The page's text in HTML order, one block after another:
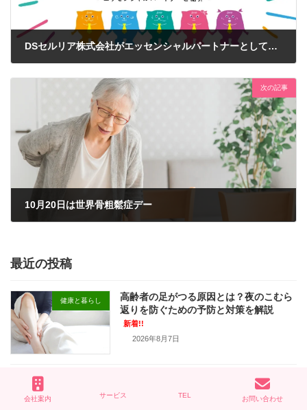
DSセルリア株式会社がエッセンシャルパートナーとして紹介されました
次の記事
10月20日は世界骨粗鬆症デー
最近の投稿
健康と暮らし
高齢者の足がつる原因とは？夜のこむら
返りを防ぐための予防と対策を解説
新着!!
2026年8月7日
トータルリハセンター
【リハビリ型デイサービス】トータルリ
ハセンター下総中山のご紹介
会社案内 サービス TEL お問い合わせ